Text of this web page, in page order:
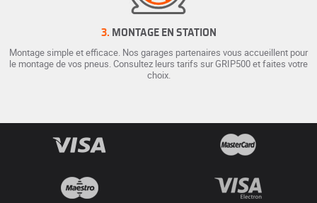
3. MONTAGE EN STATION
Montage simple et efficace. Nos garages partenaires vous accueillent pour
le montage de vos pneus. Consultez leurs tarifs sur GRIP500 et faites votre
choix.